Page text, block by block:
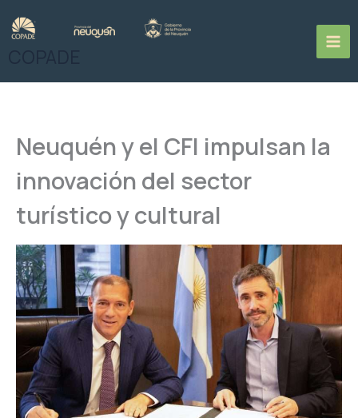
contenido
Neuquén y el CFI impulsan la
innovación del sector
turístico y cultural